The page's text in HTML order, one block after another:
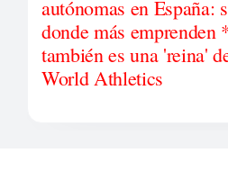
autónomas en España:
donde más emprenden
también es una 'reina'
World Athletics